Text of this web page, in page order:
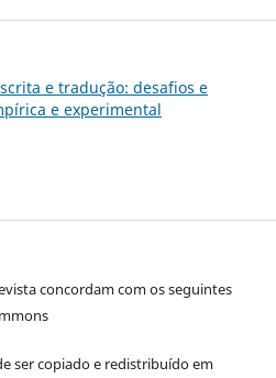
e tradução: desafios e
e experimental
concordam com os seguintes
ser copiado e redistribuído em